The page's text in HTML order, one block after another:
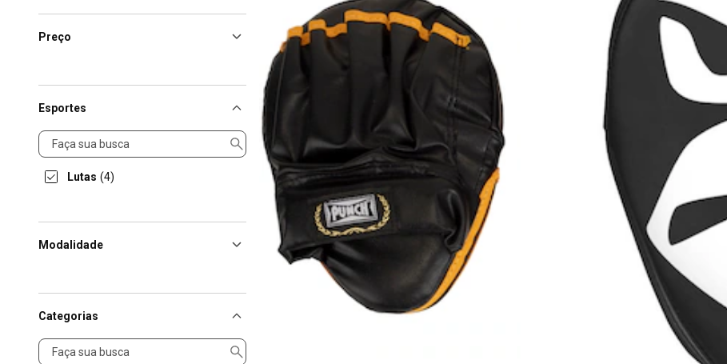
Preço
Esportes
Esportes
Lutas (4)
Modalidade
Categorias
Categorias